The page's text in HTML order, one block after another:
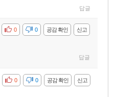
답글
신고
공감 확인
비공감 0
0
답글
신고
공감 확인
비공감 0
0